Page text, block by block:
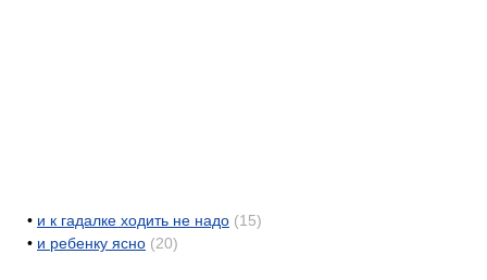
• и к гадалке ходить не надо (15)
• и ребенку ясно (20)